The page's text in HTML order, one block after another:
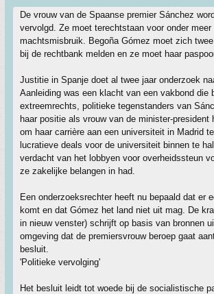
De vrouw van de Spaanse premier Sánchez
vervolgd. Ze moet terechtstaan voor onder meer
machtsmisbruik. Begoña Gómez moet zich
bij de rechtbank melden en ze moet haar
Justitie in Spanje doet al twee jaar onderzoek
Aanleiding was een klacht van een vakbond die
extreemrechts, politieke tegenstanders van
haar positie als vrouw van de minister-president
om haar carrière aan een universiteit in Madrid
lucratieve deals voor de universiteit binnen te
verdacht van het lobbyen voor overheidssteun
ze zakelijke belangen in had.
Een onderzoeksrechter heeft nu bepaald dat er
komt en dat Gómez het land niet uit mag. De
in nieuw venster) schrijft op basis van bronnen
omgeving dat de premiersvrouw beroep gaat
besluit.
'Politieke vervolging'
Het besluit leidt tot woede bij de socialistische